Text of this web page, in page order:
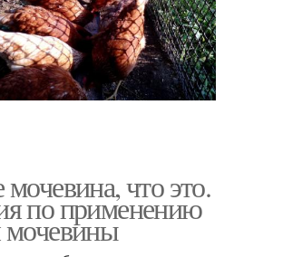
что это.
по применению
мочевины